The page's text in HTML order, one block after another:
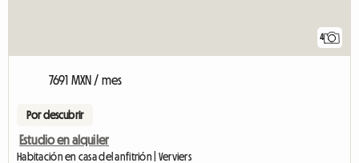
4
7691 MXN / mes
Por descubrir
Estudio en alquiler
Habitación en casa del anfitrión | Verviers